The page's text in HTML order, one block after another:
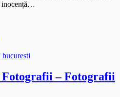
inocență…
– Fotografii